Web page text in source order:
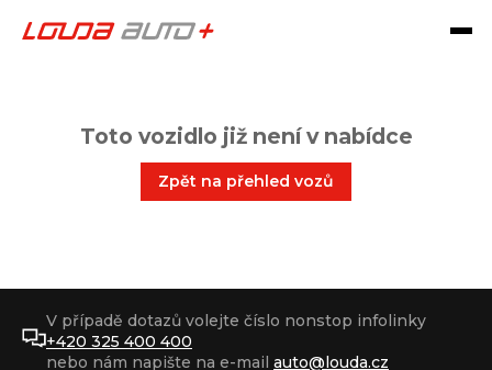
Toto vozidlo již není v nabídce
Zpět na přehled vozů
V případě dotazů volejte číslo nonstop infolinky
+420 325 400 400
nebo nám napište na e-mail auto@louda.cz